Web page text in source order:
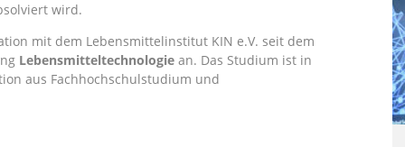
wird.
mit dem Lebensmittelinstitut KIN e.V. seit dem
Lebensmitteltechnologie an. Das Studium ist in
aus Fachhochschulstudium und